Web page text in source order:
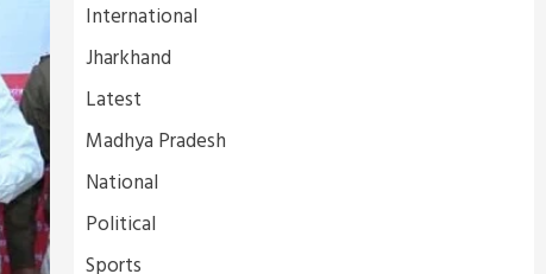
International
Jharkhand
Latest
Madhya Pradesh
National
Political
Sports